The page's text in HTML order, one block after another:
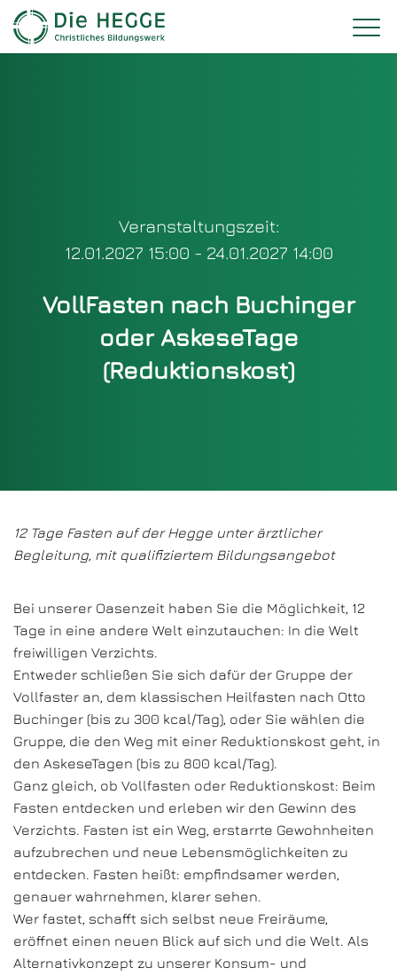
Veranstaltungszeit:
12.01.2027 15:00 - 24.01.2027 14:00
VollFasten nach Buchinger
oder AskeseTage
(Reduktionskost)
12 Tage Fasten auf der Hegge unter ärztlicher
Begleitung, mit qualifiziertem Bildungsangebot
Bei unserer Oasenzeit haben Sie die Möglichkeit, 12
Tage in eine andere Welt einzutauchen: In die Welt
freiwilligen Verzichts.
Entweder schließen Sie sich dafür der Gruppe der
Vollfaster an, dem klassischen Heilfasten nach Otto
Buchinger (bis zu 300 kcal/Tag), oder Sie wählen die
Gruppe, die den Weg mit einer Reduktionskost geht, in
den AskeseTagen (bis zu 800 kcal/Tag).
Ganz gleich, ob Vollfasten oder Reduktionskost: Beim
Fasten entdecken und erleben wir den Gewinn des
Verzichts. Fasten ist ein Weg, erstarrte Gewohnheiten
aufzubrechen und neue Lebensmöglichkeiten zu
entdecken. Fasten heißt: empfindsamer werden,
genauer wahrnehmen, klarer sehen.
Wer fastet, schafft sich selbst neue Freiräume,
eröffnet einen neuen Blick auf sich und die Welt. Als
Alternativkonzept zu unserer Konsum- und